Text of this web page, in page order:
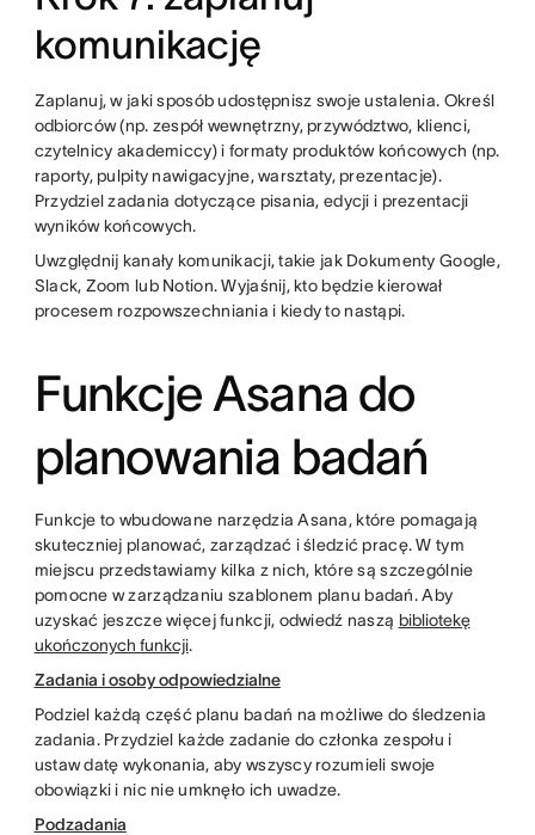
komunikację
Zaplanuj, w jaki sposób udostępnisz swoje ustalenia. Określ
odbiorców (np. zespół wewnętrzny, przywództwo, klienci,
czytelnicy akademiccy) i formaty produktów końcowych (np.
raporty, pulpity nawigacyjne, warsztaty, prezentacje).
Przydziel zadania dotyczące pisania, edycji i prezentacji
wyników końcowych.
Uwzględnij kanały komunikacji, takie jak Dokumenty Google,
Slack, Zoom lub Notion. Wyjaśnij, kto będzie kierował
procesem rozpowszechniania i kiedy to nastąpi.
Funkcje Asana do
planowania badań
Funkcje to wbudowane narzędzia Asana, które pomagają
skuteczniej planować, zarządzać i śledzić pracę. W tym
miejscu przedstawiamy kilka z nich, które są szczególnie
pomocne w zarządzaniu szablonem planu badań. Aby
uzyskać jeszcze więcej funkcji, odwiedź naszą bibliotekę
ukończonych funkcji.
Zadania i osoby odpowiedzialne
Podziel każdą część planu badań na możliwe do śledzenia
zadania. Przydziel każde zadanie do członka zespołu i
ustaw datę wykonania, aby wszyscy rozumieli swoje
obowiązki i nic nie umknęło ich uwadze.
Podzadania